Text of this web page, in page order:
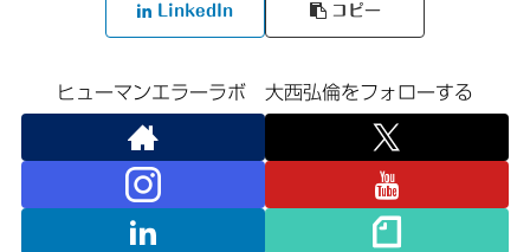
LinkedIn コピー
ヒューマンエラーラボ 大西弘倫をフォローする